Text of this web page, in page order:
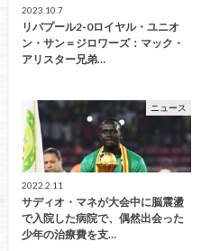
2023.10.7
リバプール2-0ロイヤル・ユニオ
ン・サン＝ジロワーズ：マック・
アリスター兄弟…
ニュース
2022.2.11
サディオ・マネが大会中に脳震盪
で入院した病院で、偶然出会った
少年の治療費を支…